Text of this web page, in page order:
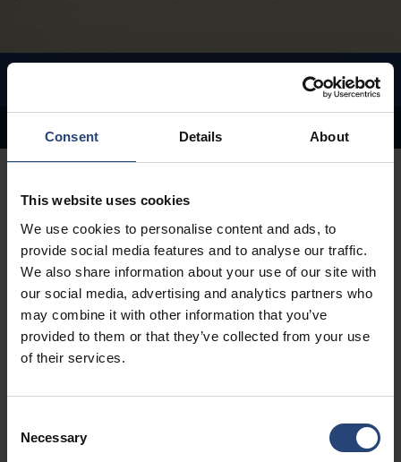
Consent Details About
This website uses cookies
We use cookies to personalise content and ads, to
provide social media features and to analyse our traffic.
We also share information about your use of our site with
our social media, advertising and analytics partners who
may combine it with other information that you’ve
provided to them or that they’ve collected from your use
of their services.
Selection
Necessary
Contactați-ne
Concepem
ambalaje
optimizate
Acordând prioritate designului holistic și eficient și
selecției materialelor, ne propunem să realizăm economii
și să extindem reducerea impactului asupra mediului